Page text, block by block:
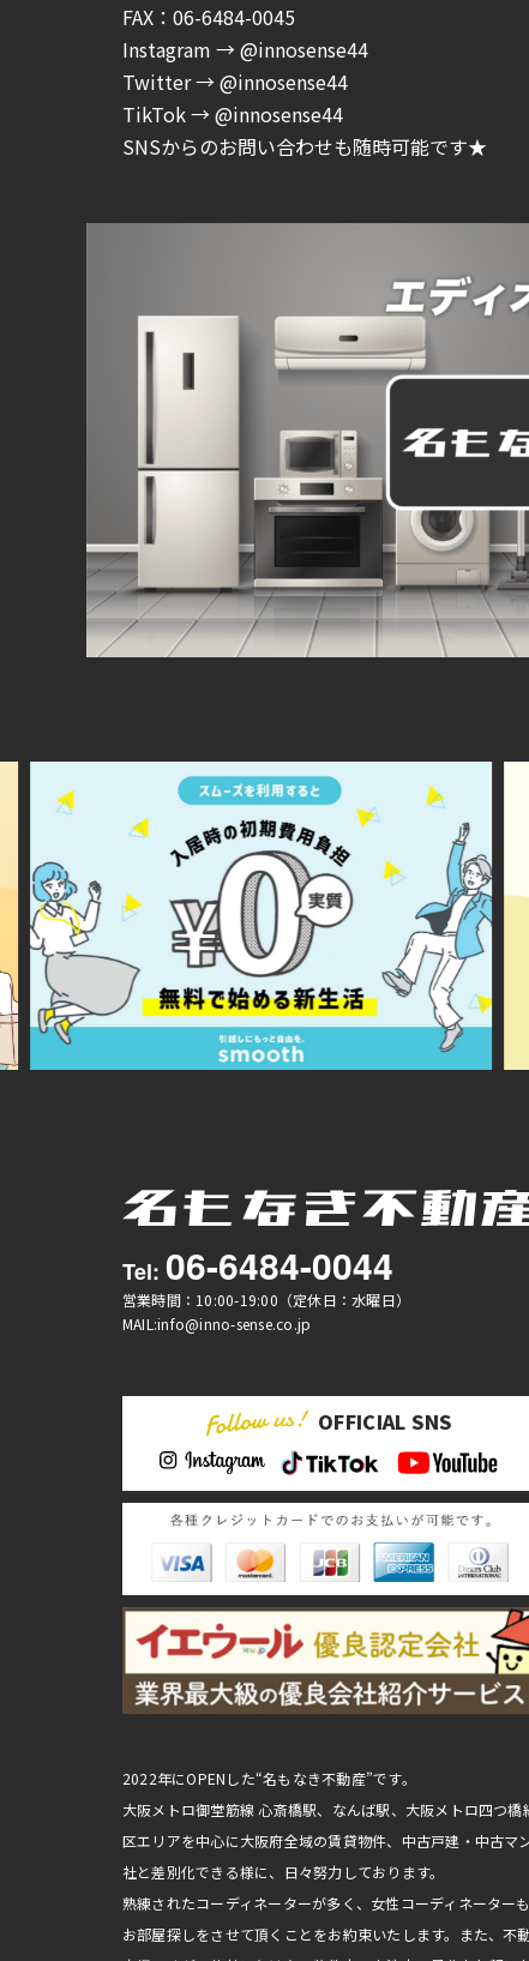
FAX：06-6484-0045
Instagram → @innosense44
Twitter → @innosense44
TikTok → @innosense44
SNSからのお問い合わせも随時可能です★
Tel: 06-6484-0044
営業時間：10:00-19:00（定休日：水曜日）
MAIL:info@inno-sense.co.jp
OFFICIAL SNS
2022年にOPENした“名もなき不動産”です。
大阪メトロ御堂筋線 心斎橋駅、なんば駅、大阪メトロ四つ
区エリアを中心に大阪府全域の賃貸物件、中古戸建・中古
社と差別化できる様に、日々努力しております。
熟練されたコーディネーターが多く、女性コーディネータ
お部屋探しをさせて頂くことをお約束いたします。また、